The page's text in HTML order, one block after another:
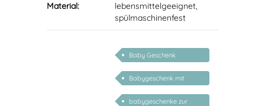
Material:
lebensmittelgeeignet,
spülmaschinenfest
Baby Geschenk
personalisiert
Babygeschenk mit
Name
babygeschenke zur